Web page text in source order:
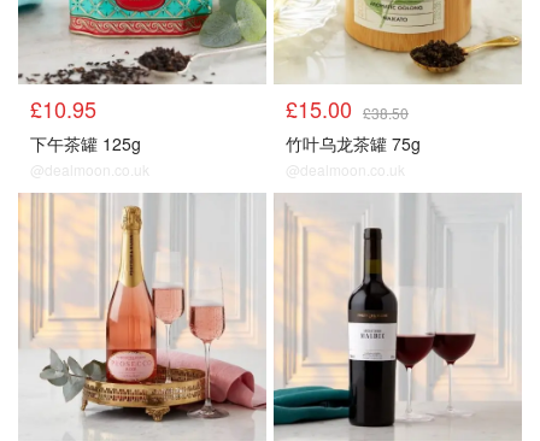
£10.95
下午茶罐 125g
@dealmoon.co.uk
£15.00 £38.50
竹叶乌龙茶罐 75g
@dealmoon.co.uk